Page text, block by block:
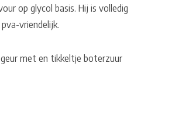
op glycol basis. Hij is volledig
vriendelijk.
met en tikkeltje boterzuur